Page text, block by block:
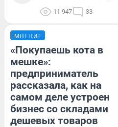
11 947 33
МНЕНИЕ
«Покупаешь кота в
мешке»:
предприниматель
рассказала, как на
самом деле устроен
бизнес со складами
дешевых товаров